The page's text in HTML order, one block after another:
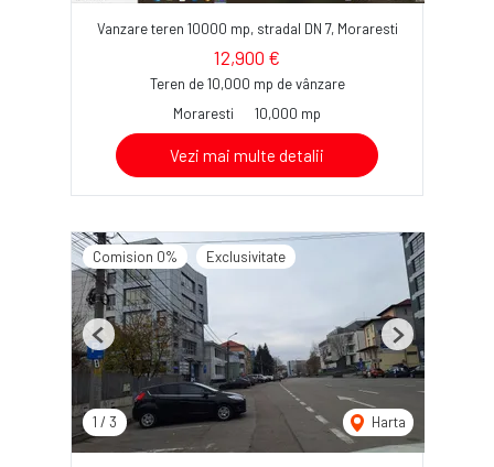
Vanzare teren 10000 mp, stradal DN 7, Moraresti
12,900 €
Teren de 10,000 mp de vânzare
Moraresti
10,000 mp
Vezi mai multe detalii
Comision 0% Exclusivitate
1 / 3 Harta
Previous Next